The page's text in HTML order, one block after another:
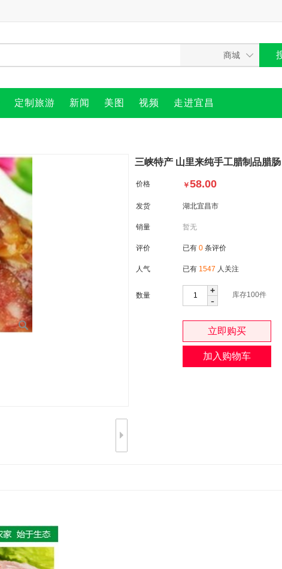
定制旅游 新闻 美图 视频 走进宜昌
三峡特产 山里来纯手工腊制品腊
价格 ￥58.00
发货 湖北宜昌市
销量 暂无
评价 已有 0 条评价
人气 已有 1547 人关注
数量 +
- 库存100件